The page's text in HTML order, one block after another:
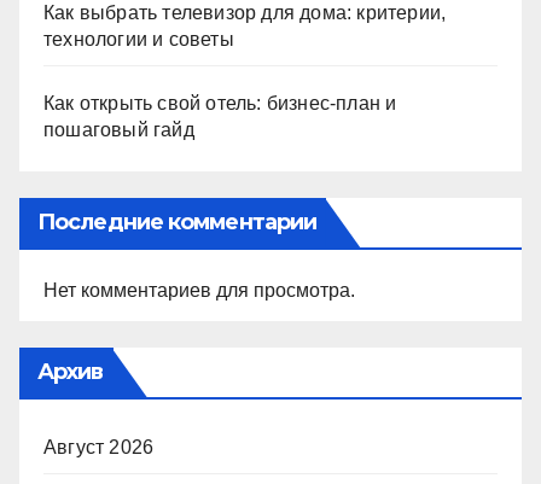
Как выбрать телевизор для дома: критерии,
технологии и советы
Как открыть свой отель: бизнес-план и
пошаговый гайд
Последние комментарии
Нет комментариев для просмотра.
Архив
Август 2026